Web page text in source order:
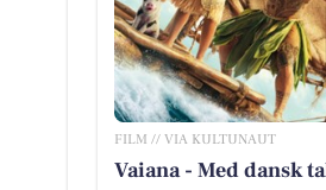
FILM // VIA KULTUNAUT
Vaiana - Med dansk